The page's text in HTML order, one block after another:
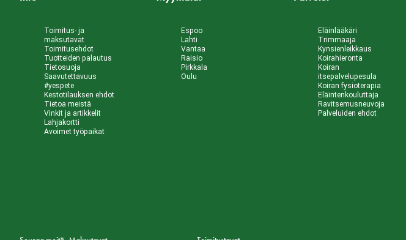
Toimitus- ja
maksutavat
Toimitusehdot
Tuotteiden palautus
Tietosuoja
Saavutettavuus
#yespete
Kestotilauksen ehdot
Tietoa meistä
Vinkit ja artikkelit
Lahjakortti
Avoimet työpaikat
Espoo
Lahti
Vantaa
Raisio
Pirkkala
Oulu
Eläinlääkäri
Trimmaaja
Kynsienleikkaus
Koirahieronta
Koiran
itsepalvelupesula
Koiran fysioterapia
Eläintenkouluttaja
Ravitsemusneuvoja
Palveluiden ehdot